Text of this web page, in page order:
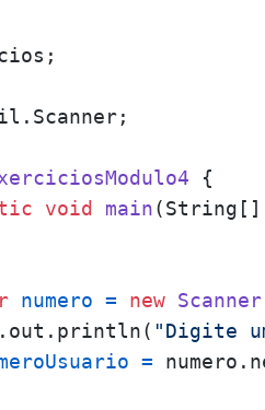
{
void main(String[]
numero = new Scanner
"Digite
=